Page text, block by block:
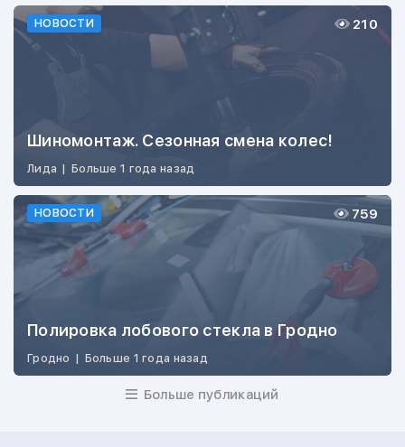
НОВОСТИ
Шиномонтаж. Сезонная смена колес!
Лида | Больше 1 года назад
210
НОВОСТИ
Полировка лобового стекла в Гродно
Гродно | Больше 1 года назад
759
Больше публикаций